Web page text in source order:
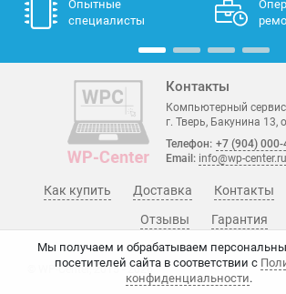
Мы получаем и обрабатываем
посетителей сайта в соответствии с
конфиденциальности.
Опытные
специалисты
Контакты
Компьютерный сервис
г. Тверь, Бакунина 13,
Телефон: +7 (904) 000-
Email: info@wp-center.ru
Гарантия
Отзывы
Как купить Доставка Контакты
© WP-Center, 2015 - 2026